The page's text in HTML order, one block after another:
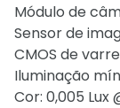
Módulo de
Sensor de
CMOS de
Iluminação
Cor: 0,005 Lux